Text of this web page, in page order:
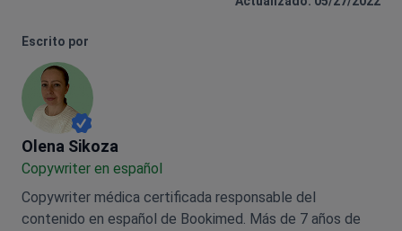
Escrito por
Olena Sikoza
Olena Sikoza
Сopywriter en español
Copywriter médica certificada responsable del
contenido en español de Bookimed. Más de 7 años de